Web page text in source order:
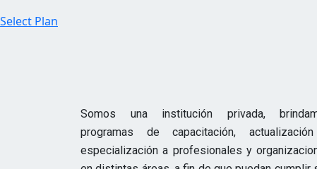
Select Plan
Somos una institución privada,
programas de capacitación,
especialización a profesionales y